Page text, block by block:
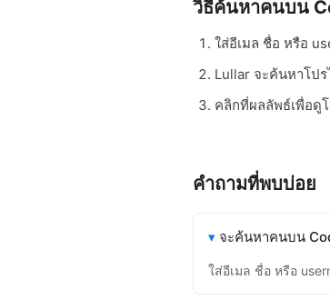
วิธีค้นหาคนบน
ใส่อีเมล ชื่อ หรือ
Lullar จะค้นหาโป
คลิกที่ผลลัพธ์เพื่อดู
คำถามที่พบบ่อย
จะค้นหาคนบน
ใส่อีเมล ชื่อ หรือ